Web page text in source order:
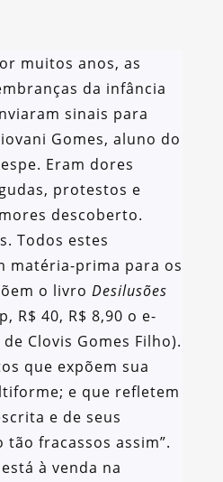
muitos anos, as
da infância
sinais para
Gomes, aluno do
Eram dores
protestos e
descoberto.
Todos estes
matéria-prima para os
o livro Desilusões
R$ 40, R$ 8,90 o e-
Clovis Gomes Filho).
que expõem sua
e que refletem
e de seus
tão fracassos assim”.
está à venda na